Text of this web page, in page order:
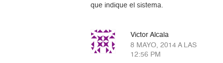
que indique el sistema.
Victor Alcala
8 MAYO, 2014 A LAS
12:56 PM